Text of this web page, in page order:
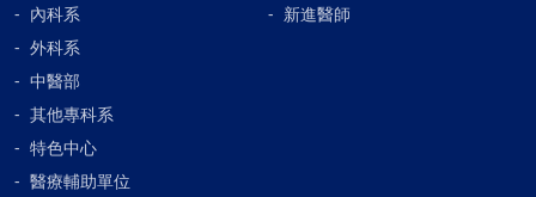
內科系
外科系
中醫部
其他專科系
特色中心
醫療輔助單位
新進醫師